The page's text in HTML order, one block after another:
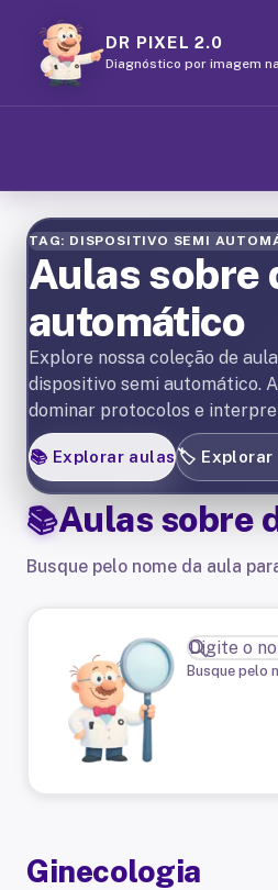
DR PIXEL 2.0
Diagnóstico por imagem
TAG: DISPOSITIVO SEMI
Aulas sobre
automático
Explore nossa coleção de
dispositivo semi automático.
dominar protocolos e
📚 Explorar aulas🏷️ Explorar
Aulas sobre
Busque pelo nome da aula
Busque pelo
Ginecologia